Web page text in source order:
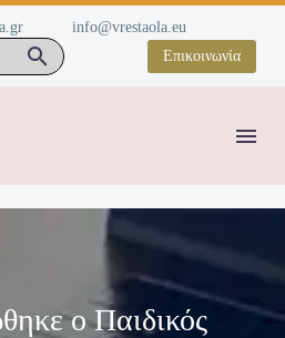
info@vrestaola.eu
Επικοινωνία
ο Παιδικός